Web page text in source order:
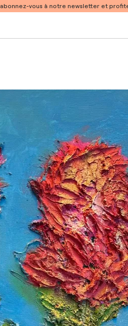
abonnez-vous à notre newsletter et